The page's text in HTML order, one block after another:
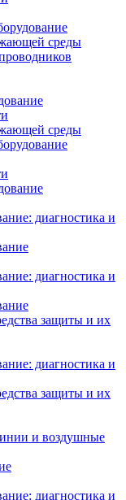
среды
среды
диагностика и
диагностика и
защиты и их
диагностика и
защиты и их
и воздушные
диагностика и